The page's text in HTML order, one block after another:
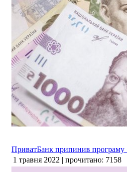
ПриватБанк припинив програму
1 травня 2022 | прочитано: 7158